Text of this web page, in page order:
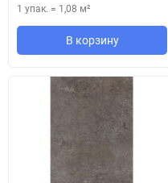
1 упак. = 1,08 м²
В корзину